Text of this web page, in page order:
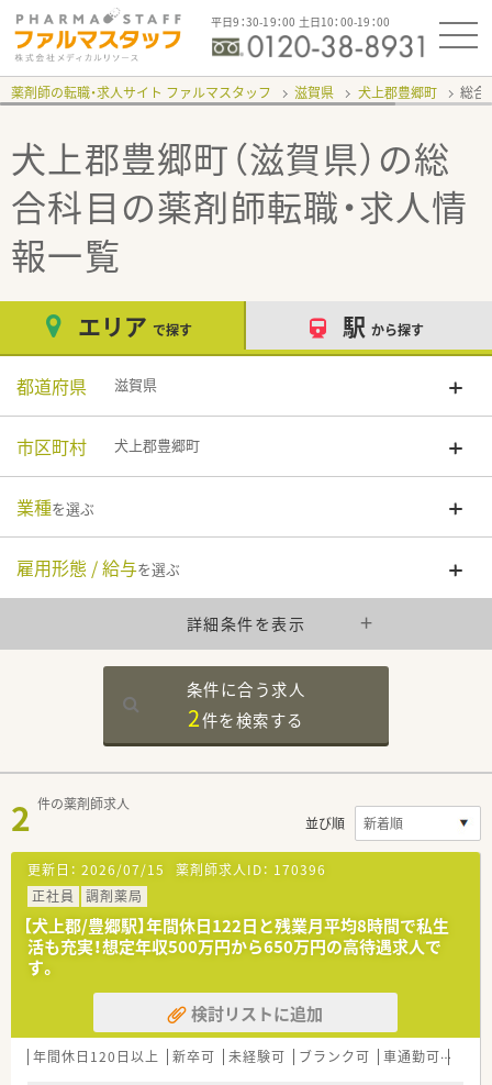
平日9：30-19：00 土日10：00-19：00
薬剤師の転職・求人サイト ファルマスタッフ 滋賀県 犬上郡豊郷町 総合
犬上郡豊郷町（滋賀県）の総
合科目の薬剤師転職・求人情
報一覧
エリア で探す 駅 から探す
都道府県 滋賀県
市区町村 犬上郡豊郷町
業種を選ぶ
雇用形態 / 給与を選ぶ
詳細条件を表示
条件に合う求人
2件を検索する
2 件の薬剤師求人
並び順
更新日： 2026/07/15 薬剤師求人ID： 170396
正社員
調剤薬局
【犬上郡/豊郷駅】年間休日122日と残業月平均8時間で私生
活も充実！想定年収500万円から650万円の高待遇求人で
す。
検討リストに追加
年間休日120日以上 新卒可 未経験可 ブランク可 車通勤可